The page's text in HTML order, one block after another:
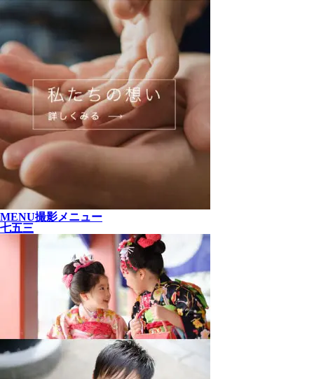
MENU撮影メニュー
七五三